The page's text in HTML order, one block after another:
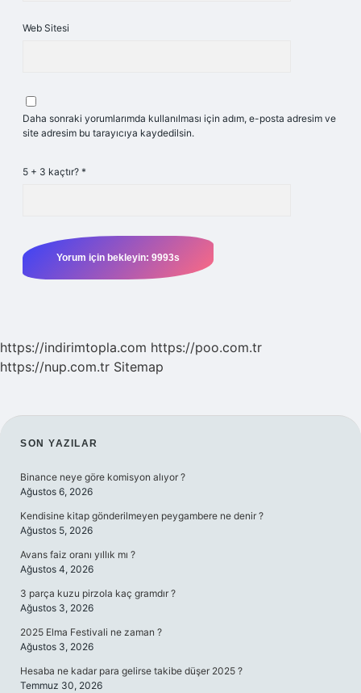
Web Sitesi
Daha sonraki yorumlarımda kullanılması için adım, e-posta adresim ve
site adresim bu tarayıcıya kaydedilsin.
5 + 3 kaçtır? *
https://indirimtopla.com https://poo.com.tr
https://nup.com.tr Sitemap
SIDEBAR
SON YAZILAR
Binance neye göre komisyon alıyor ?
Ağustos 6, 2026
Kendisine kitap gönderilmeyen peygambere ne denir ?
Ağustos 5, 2026
Avans faiz oranı yıllık mı ?
Ağustos 4, 2026
3 parça kuzu pirzola kaç gramdır ?
Ağustos 3, 2026
2025 Elma Festivali ne zaman ?
Ağustos 3, 2026
Hesaba ne kadar para gelirse takibe düşer 2025 ?
Temmuz 30, 2026